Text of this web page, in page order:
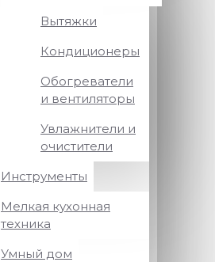
Вытяжки
Кондиционеры
Обогреватели
и вентиляторы
Увлажнители и
очистители
Инструменты
Мелкая кухонная
техника
Умный дом